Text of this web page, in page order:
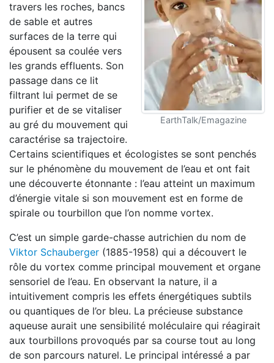
EarthTalk/Emagazine
travers les roches, bancs
de sable et autres
surfaces de la terre qui
épousent sa coulée vers
les grands effluents. Son
passage dans ce lit
filtrant lui permet de se
purifier et de se vitaliser
au gré du mouvement qui
caractérise sa trajectoire.
Certains scientifiques et écologistes se sont penchés
sur le phénomène du mouvement de l’eau et ont fait
une découverte étonnante : l’eau atteint un maximum
d’énergie vitale si son mouvement est en forme de
spirale ou tourbillon que l’on nomme vortex.
C’est un simple garde-chasse autrichien du nom de
Viktor Schauberger (1885-1958) qui a découvert le
rôle du vortex comme principal mouvement et organe
sensoriel de l’eau. En observant la nature, il a
intuitivement compris les effets énergétiques subtils
ou quantiques de l’or bleu. La précieuse substance
aqueuse aurait une sensibilité moléculaire qui réagirait
aux tourbillons provoqués par sa course tout au long
de son parcours naturel. Le principal intéressé a par